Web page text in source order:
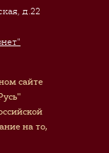
д.22
сайте
на то,